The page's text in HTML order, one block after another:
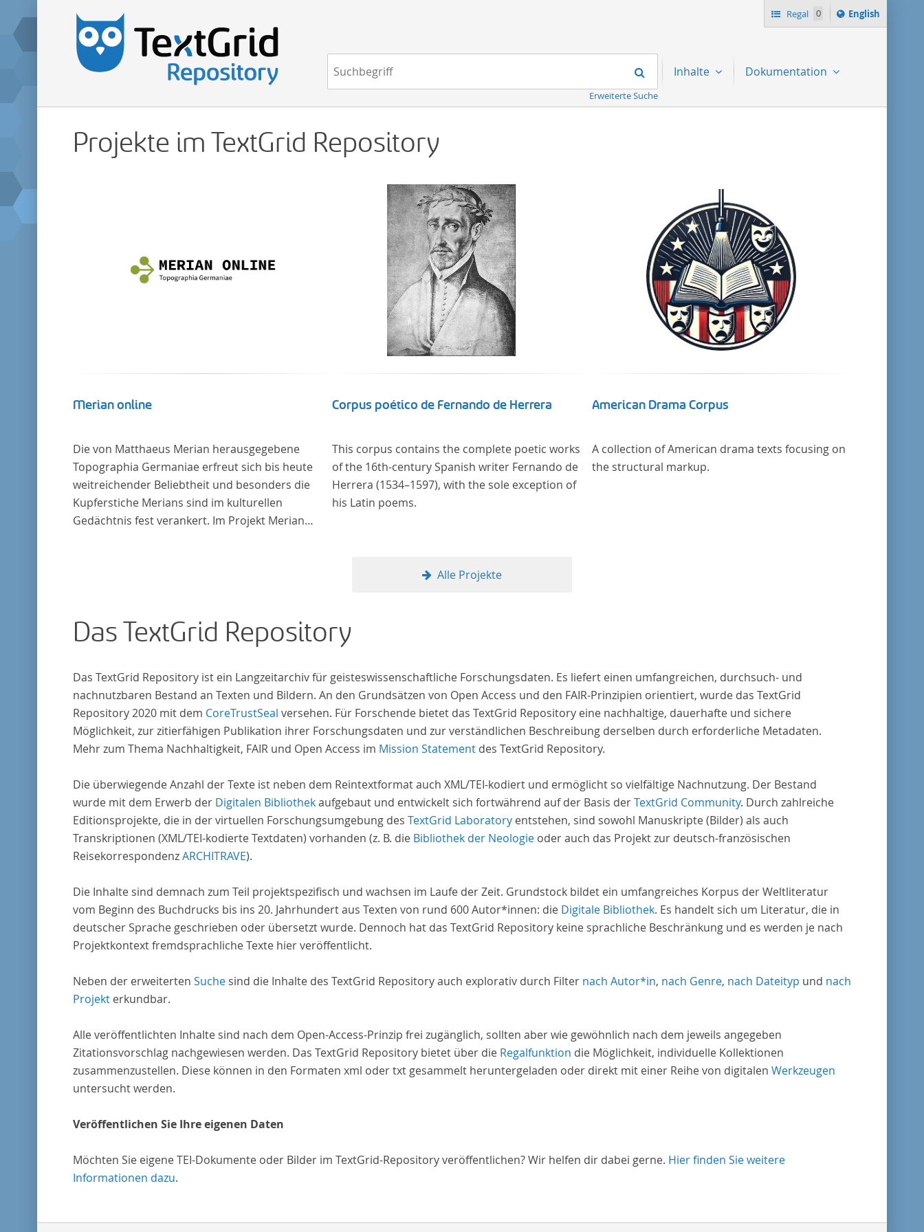
Regal 0
Switch
language
English
Navigation Suchen
Erweiterte Suche
Inhalte Dokumentation
Projekte im TextGrid Repository
Merian online
Die von Matthaeus Merian herausgegebene
Topographia Germaniae erfreut sich bis heute
weitreichender Beliebtheit und besonders die
Kupferstiche Merians sind im kulturellen
Gedächtnis fest verankert. Im Projekt Merian
wissenschaftlichen Forschung und Lehre digital
zur Verfügung gestellt.
Corpus poético de Fernando de Herrera
This corpus contains the complete poetic works
of the 16th-century Spanish writer Fernando de
Herrera (1534–1597), with the sole exception of
his Latin poems.
American Drama Corpus
A collection of American drama texts focusing on
the structural markup.
Alle Projekte
Das TextGrid Repository
Das TextGrid Repository ist ein Langzeitarchiv für geisteswissenschaftliche Forschungsdaten. Es liefert einen umfangreichen, durchsuch- und
nachnutzbaren Bestand an Texten und Bildern. An den Grundsätzen von Open Access und den FAIR-Prinzipien orientiert, wurde das TextGrid
Repository 2020 mit dem CoreTrustSeal versehen. Für Forschende bietet das TextGrid Repository eine nachhaltige, dauerhafte und sichere
Möglichkeit, zur zitierfähigen Publikation ihrer Forschungsdaten und zur verständlichen Beschreibung derselben durch erforderliche Metadaten.
Mehr zum Thema Nachhaltigkeit, FAIR und Open Access im Mission Statementdes TextGrid Repository.
Die überwiegende Anzahl der Texte ist neben dem Reintextformat auch XML/TEI-kodiert und ermöglicht so vielfältige Nachnutzung. Der Bestand
wurde mit dem Erwerb der Digitalen Bibliothekaufgebaut und entwickelt sich fortwährend auf der Basis derTextGrid Community. Durch zahlreiche
Editionsprojekte, die in der virtuellen Forschungsumgebung des TextGrid Laboratoryentstehen, sind sowohl Manuskripte (Bilder) als auch
Transkriptionen (XML/TEI-kodierte Textdaten) vorhanden (z. B. die Bibliothek der Neologieoder auch das Projekt zur deutsch-französischen
ReisekorrespondenzARCHITRAVE).
Die Inhalte sind demnach zum Teil projektspezifisch und wachsen im Laufe der Zeit. Grundstock bildet ein umfangreiches Korpus der Weltliteratur
vom Beginn des Buchdrucks bis ins 20. Jahrhundert aus Texten von rund 600 Autor*innen: die Digitale Bibliothek. Es handelt sich um Literatur, die in
deutscher Sprache geschrieben oder übersetzt wurde. Dennoch hat das TextGrid Repository keine sprachliche Beschränkung und es werden je nach
Projektkontext fremdsprachliche Texte hier veröffentlicht.
Neben der erweiterten Suchesind die Inhalte des TextGrid Repository auch explorativ durch Filter nach Autor*in, nach Genre, nach Dateityp und nach
Projekterkundbar.
Alle veröffentlichten Inhalte sind nach dem Open-Access-Prinzip frei zugänglich, sollten aber wie gewöhnlich nach dem jeweils angegeben
Zitationsvorschlag nachgewiesen werden. Das TextGrid Repository bietet über die Regalfunktion die Möglichkeit, individuelle Kollektionen
zusammenzustellen. Diese können in den Formaten xml oder txt gesammelt heruntergeladen oder direkt mit einer Reihe von digitalen Werkzeugen
untersucht werden.
Veröffentlichen Sie Ihre eigenen Daten
Möchten Sie eigene TEI-Dokumente oder Bilder im TextGrid-Repository veröffentlichen? Wir helfen dir dabei gerne. Hier finden Sie weitere
Informationen dazu.